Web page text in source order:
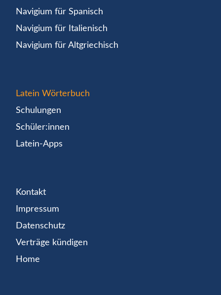
Navigium für Spanisch
Navigium für Italienisch
Navigium für Altgriechisch
Latein Wörterbuch
Schulungen
Schüler:innen
Latein-Apps
Kontakt
Impressum
Datenschutz
Verträge kündigen
Home